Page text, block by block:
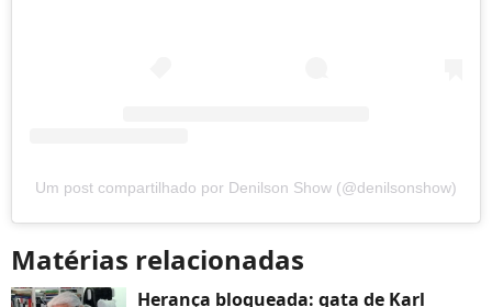
Um post compartilhado por Denilson Show (@denilsonshow)
Matérias relacionadas
Herança bloqueada: gata de Karl